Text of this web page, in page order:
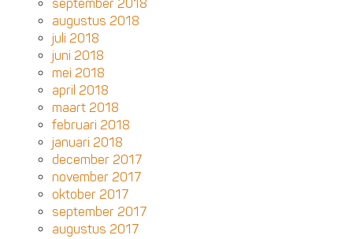
september 2018
augustus 2018
juli 2018
juni 2018
mei 2018
april 2018
maart 2018
februari 2018
januari 2018
december 2017
november 2017
oktober 2017
september 2017
augustus 2017